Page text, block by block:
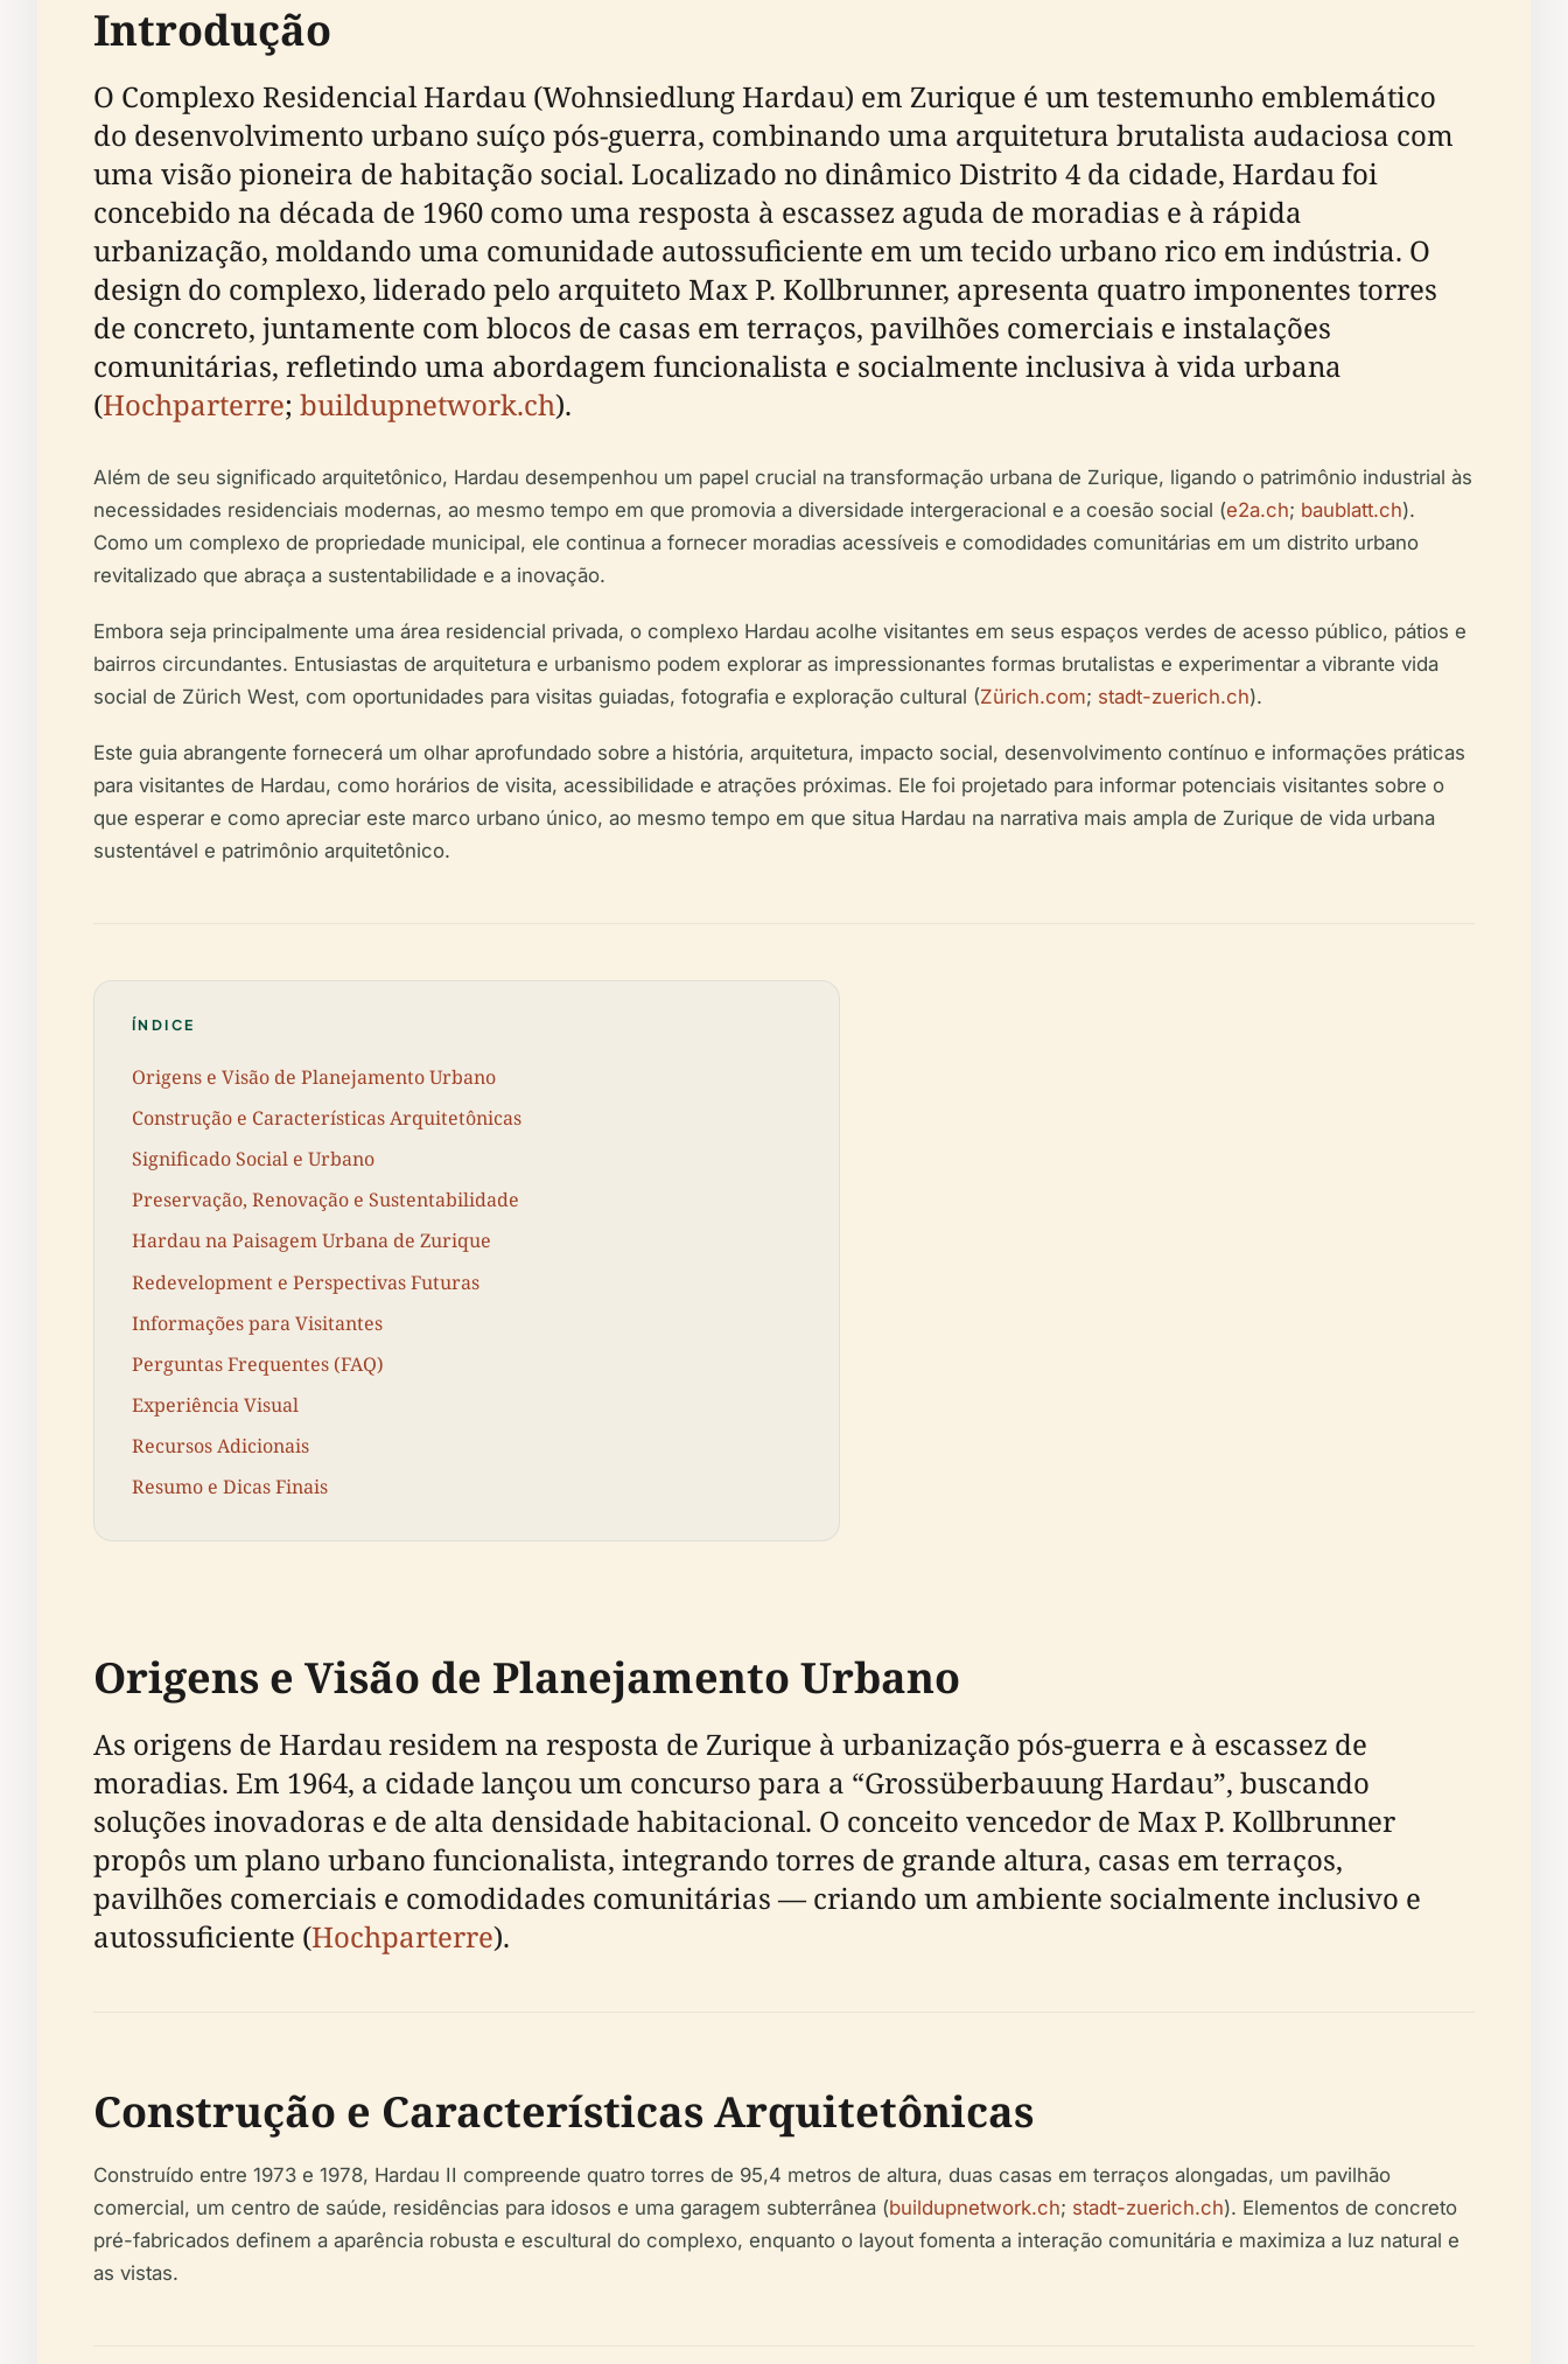
Introdução
O Complexo Residencial Hardau (Wohnsiedlung Hardau) em Zurique é um testemunho emblemático
do desenvolvimento urbano suíço pós-guerra, combinando uma arquitetura brutalista audaciosa com
uma visão pioneira de habitação social. Localizado no dinâmico Distrito 4 da cidade, Hardau foi
concebido na década de 1960 como uma resposta à escassez aguda de moradias e à rápida
urbanização, moldando uma comunidade autossuficiente em um tecido urbano rico em indústria. O
design do complexo, liderado pelo arquiteto Max P. Kollbrunner, apresenta quatro imponentes torres
de concreto, juntamente com blocos de casas em terraços, pavilhões comerciais e instalações
comunitárias, refletindo uma abordagem funcionalista e socialmente inclusiva à vida urbana
(Hochparterre; buildupnetwork.ch).
Além de seu significado arquitetônico, Hardau desempenhou um papel crucial na transformação urbana de Zurique, ligando o patrimônio industrial às
necessidades residenciais modernas, ao mesmo tempo em que promovia a diversidade intergeracional e a coesão social (e2a.ch; baublatt.ch).
Como um complexo de propriedade municipal, ele continua a fornecer moradias acessíveis e comodidades comunitárias em um distrito urbano
revitalizado que abraça a sustentabilidade e a inovação.
Embora seja principalmente uma área residencial privada, o complexo Hardau acolhe visitantes em seus espaços verdes de acesso público, pátios e
bairros circundantes. Entusiastas de arquitetura e urbanismo podem explorar as impressionantes formas brutalistas e experimentar a vibrante vida
social de Zürich West, com oportunidades para visitas guiadas, fotografia e exploração cultural (Zürich.com; stadt-zuerich.ch).
Este guia abrangente fornecerá um olhar aprofundado sobre a história, arquitetura, impacto social, desenvolvimento contínuo e informações práticas
para visitantes de Hardau, como horários de visita, acessibilidade e atrações próximas. Ele foi projetado para informar potenciais visitantes sobre o
que esperar e como apreciar este marco urbano único, ao mesmo tempo em que situa Hardau na narrativa mais ampla de Zurique de vida urbana
sustentável e patrimônio arquitetônico.
ÍNDICE
Origens e Visão de Planejamento Urbano
Construção e Características Arquitetônicas
Significado Social e Urbano
Preservação, Renovação e Sustentabilidade
Hardau na Paisagem Urbana de Zurique
Redevelopment e Perspectivas Futuras
Informações para Visitantes
Perguntas Frequentes (FAQ)
Experiência Visual
Recursos Adicionais
Resumo e Dicas Finais
Origens e Visão de Planejamento Urbano
As origens de Hardau residem na resposta de Zurique à urbanização pós-guerra e à escassez de
moradias. Em 1964, a cidade lançou um concurso para a “Grossüberbauung Hardau”, buscando
soluções inovadoras e de alta densidade habitacional. O conceito vencedor de Max P. Kollbrunner
propôs um plano urbano funcionalista, integrando torres de grande altura, casas em terraços,
pavilhões comerciais e comodidades comunitárias — criando um ambiente socialmente inclusivo e
autossuficiente (Hochparterre).
Construção e Características Arquitetônicas
Construído entre 1973 e 1978, Hardau II compreende quatro torres de 95,4 metros de altura, duas casas em terraços alongadas, um pavilhão
comercial, um centro de saúde, residências para idosos e uma garagem subterrânea (buildupnetwork.ch; stadt-zuerich.ch). Elementos de concreto
pré-fabricados definem a aparência robusta e escultural do complexo, enquanto o layout fomenta a interação comunitária e maximiza a luz natural e
as vistas.